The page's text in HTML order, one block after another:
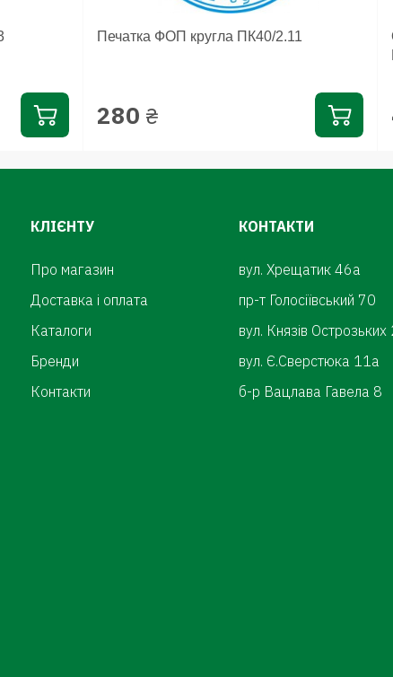
Печатка ФОП кругла ПК40/2.11
280 ₴
КЛІЄНТУ
Про магазин
Доставка і оплата
Каталоги
Бренди
Контакти
КОНТАКТИ
вул. Хрещатик 46а
пр-т Голосіївський 70
вул. Князів Острозьких
вул. Є.Сверстюка 11а
б-р Вацлава Гавела 8